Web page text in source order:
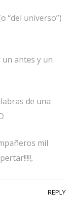
“del universo”)
un antes y un
de una
mil
REPLY